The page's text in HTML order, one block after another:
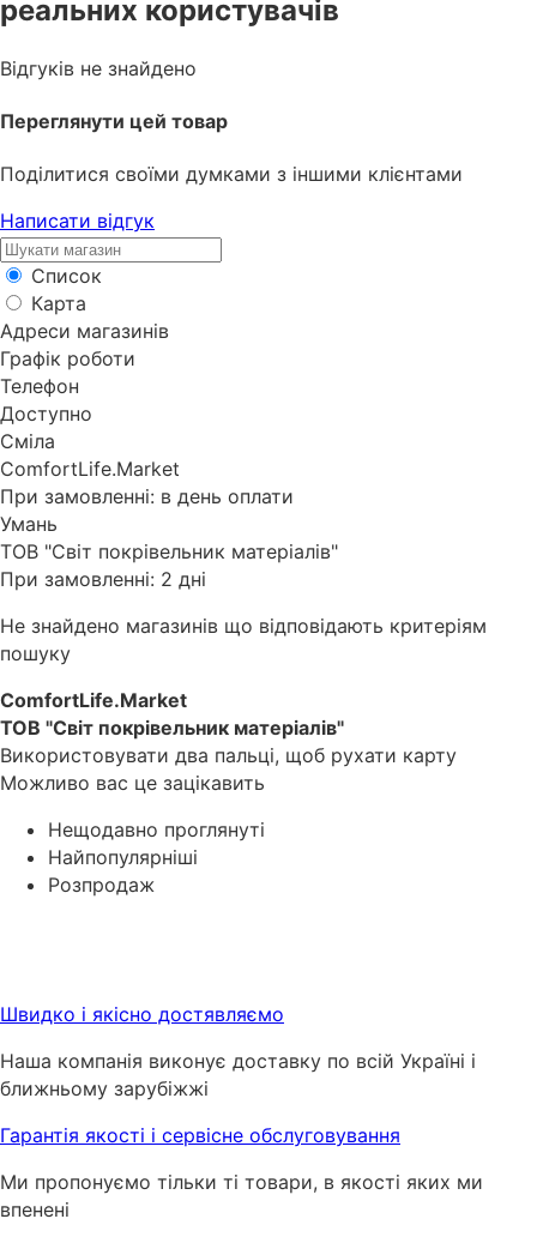
реальних користувачів
Відгуків не знайдено
Переглянути цей товар
Поділитися своїми думками з іншими клієнтами
Написати відгук
Список
Карта
Адреси магазинів
Графік роботи
Телефон
Доступно
Сміла
ComfortLife.Market
При замовленні: в день оплати
Умань
ТОВ "Світ покрівельник матеріалів"
При замовленні: 2 дні
Не знайдено магазинів що відповідають критеріям
пошуку
ComfortLife.Market
ТОВ "Світ покрівельник матеріалів"
Використовувати два пальці, щоб рухати карту
Можливо вас це зацікавить
Нещодавно проглянуті
Найпопулярніші
Розпродаж
Швидко і якісно достявляємо
Наша компанія виконує доставку по всій Україні і
ближньому зарубіжжі
Гарантія якості і сервісне обслуговування
Ми пропонуємо тільки ті товари, в якості яких ми
впенені